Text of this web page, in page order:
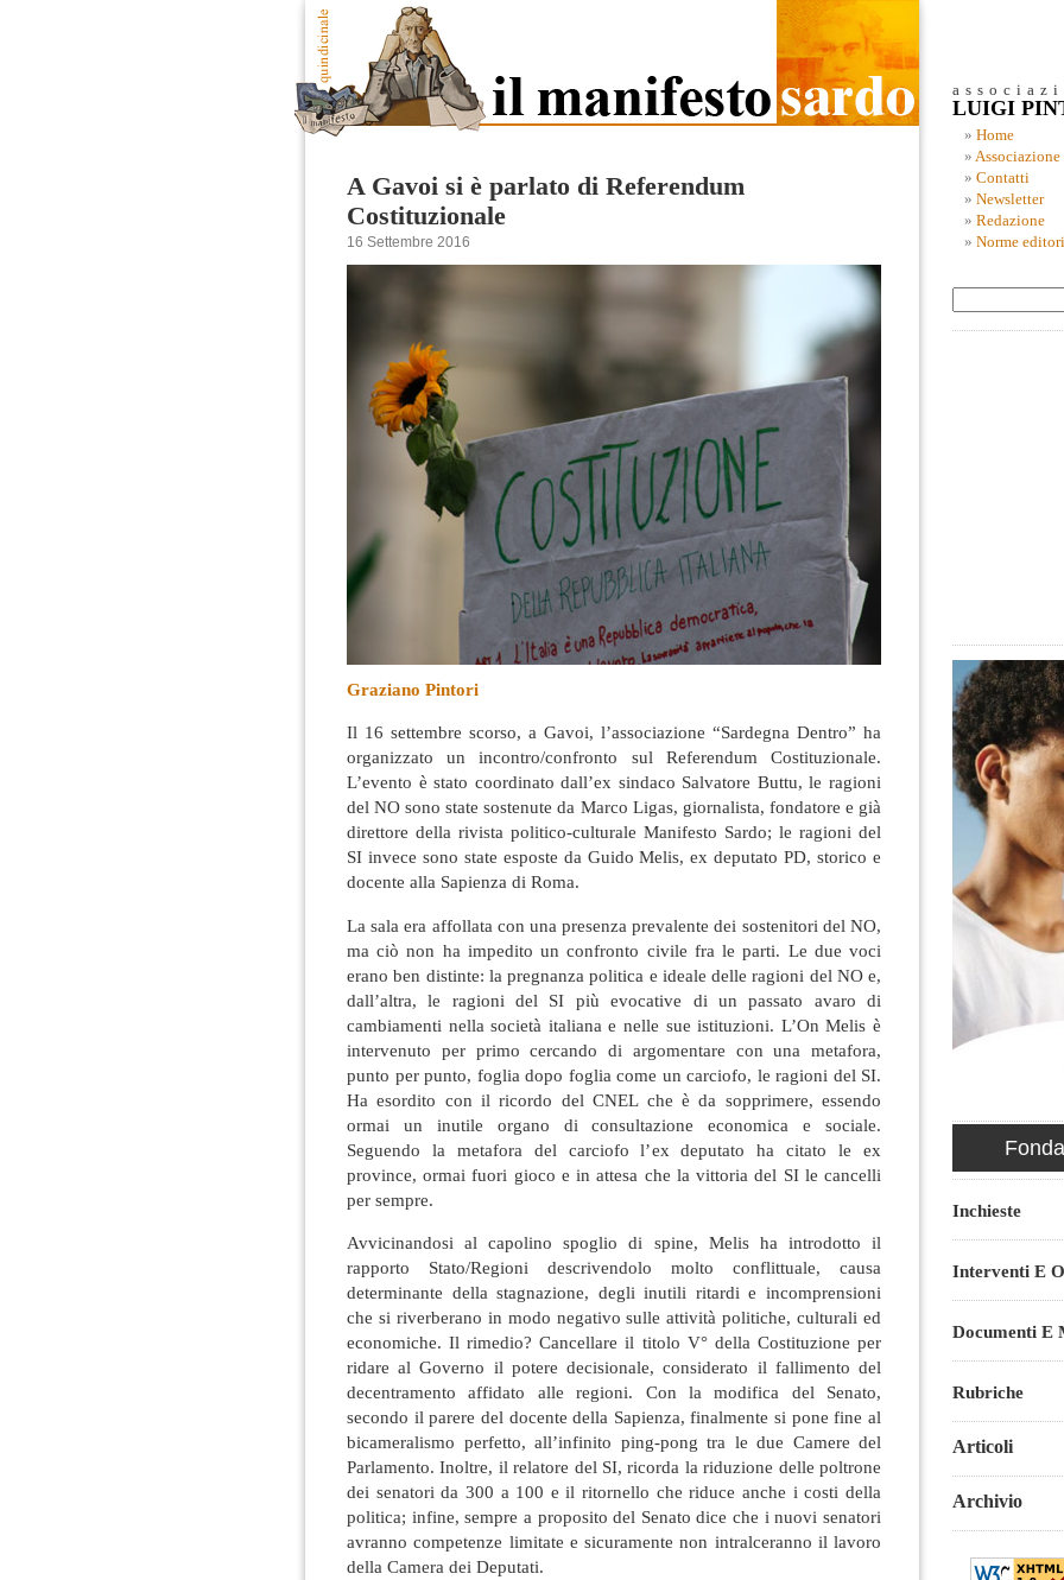
A Gavoi si è parlato di Referendum
Costituzionale
16 Settembre 2016
Graziano Pintori
Il 16 settembre scorso, a Gavoi, l’associazione “Sardegna Dentro” ha
organizzato un incontro/confronto sul Referendum Costituzionale.
L’evento è stato coordinato dall’ex sindaco Salvatore Buttu, le ragioni
del NO sono state sostenute da Marco Ligas, giornalista, fondatore e già
direttore della rivista politico-culturale Manifesto Sardo; le ragioni del
SI invece sono state esposte da Guido Melis, ex deputato PD, storico e
docente alla Sapienza di Roma.
La sala era affollata con una presenza prevalente dei sostenitori del NO,
ma ciò non ha impedito un confronto civile fra le parti. Le due voci
erano ben distinte: la pregnanza politica e ideale delle ragioni del NO e,
dall’altra, le ragioni del SI più evocative di un passato avaro di
cambiamenti nella società italiana e nelle sue istituzioni. L’On Melis è
intervenuto per primo cercando di argomentare con una metafora,
punto per punto, foglia dopo foglia come un carciofo, le ragioni del SI.
Ha esordito con il ricordo del CNEL che è da sopprimere, essendo
ormai un inutile organo di consultazione economica e sociale.
Seguendo la metafora del carciofo l’ex deputato ha citato le ex
province, ormai fuori gioco e in attesa che la vittoria del SI le cancelli
per sempre.
Avvicinandosi al capolino spoglio di spine, Melis ha introdotto il
rapporto Stato/Regioni descrivendolo molto conflittuale, causa
determinante della stagnazione, degli inutili ritardi e incomprensioni
che si riverberano in modo negativo sulle attività politiche, culturali ed
economiche. Il rimedio? Cancellare il titolo V° della Costituzione per
ridare al Governo il potere decisionale, considerato il fallimento del
decentramento affidato alle regioni. Con la modifica del Senato,
secondo il parere del docente della Sapienza, finalmente si pone fine al
bicameralismo perfetto, all’infinito ping-pong tra le due Camere del
Parlamento. Inoltre, il relatore del SI, ricorda la riduzione delle poltrone
dei senatori da 300 a 100 e il ritornello che riduce anche i costi della
politica; infine, sempre a proposito del Senato dice che i nuovi senatori
avranno competenze limitate e sicuramente non intralceranno il lavoro
della Camera dei Deputati.
LUIGI
Home
Associazione
Contatti
Newsletter
Redazione
Norme
Inchieste
Interventi E
Documenti E
Rubriche
Articoli
Archivio